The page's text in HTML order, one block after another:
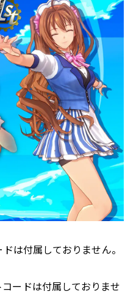
は付属しておりません。
ードは付属しておりませ